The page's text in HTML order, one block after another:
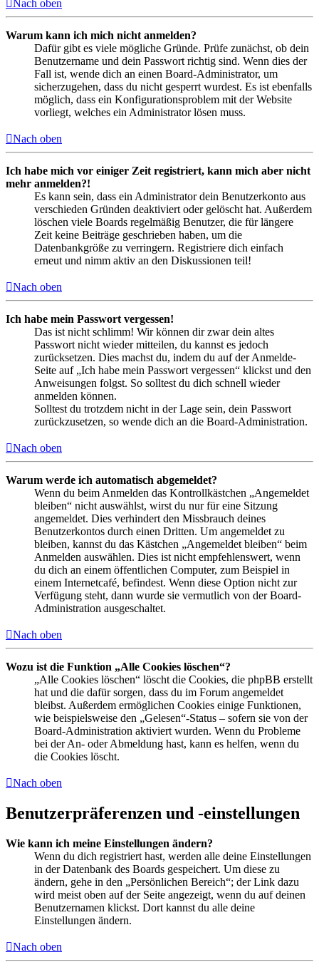
Nach oben
Warum kann ich mich nicht anmelden?
Dafür gibt es viele mögliche Gründe. Prüfe zunächst, ob dein
Benutzername und dein Passwort richtig sind. Wenn dies der
Fall ist, wende dich an einen Board-Administrator, um
sicherzugehen, dass du nicht gesperrt wurdest. Es ist ebenfalls
möglich, dass ein Konfigurationsproblem mit der Website
vorliegt, welches ein Administrator lösen muss.
Nach oben
Ich habe mich vor einiger Zeit registriert, kann mich aber nicht
mehr anmelden?!
Es kann sein, dass ein Administrator dein Benutzerkonto aus
verschieden Gründen deaktiviert oder gelöscht hat. Außerdem
löschen viele Boards regelmäßig Benutzer, die für längere
Zeit keine Beiträge geschrieben haben, um die
Datenbankgröße zu verringern. Registriere dich einfach
erneut und nimm aktiv an den Diskussionen teil!
Nach oben
Ich habe mein Passwort vergessen!
Das ist nicht schlimm! Wir können dir zwar dein altes
Passwort nicht wieder mitteilen, du kannst es jedoch
zurücksetzen. Dies machst du, indem du auf der Anmelde-
Seite auf „Ich habe mein Passwort vergessen“ klickst und den
Anweisungen folgst. So solltest du dich schnell wieder
anmelden können.
Solltest du trotzdem nicht in der Lage sein, dein Passwort
zurückzusetzen, so wende dich an die Board-Administration.
Nach oben
Warum werde ich automatisch abgemeldet?
Wenn du beim Anmelden das Kontrollkästchen „Angemeldet
bleiben“ nicht auswählst, wirst du nur für eine Sitzung
angemeldet. Dies verhindert den Missbrauch deines
Benutzerkontos durch einen Dritten. Um angemeldet zu
bleiben, kannst du das Kästchen „Angemeldet bleiben“ beim
Anmelden auswählen. Dies ist nicht empfehlenswert, wenn
du dich an einem öffentlichen Computer, zum Beispiel in
einem Internetcafé, befindest. Wenn diese Option nicht zur
Verfügung steht, dann wurde sie vermutlich von der Board-
Administration ausgeschaltet.
Nach oben
Wozu ist die Funktion „Alle Cookies löschen“?
„Alle Cookies löschen“ löscht die Cookies, die phpBB erstellt
hat und die dafür sorgen, dass du im Forum angemeldet
bleibst. Außerdem ermöglichen Cookies einige Funktionen,
wie beispielsweise den „Gelesen“-Status – sofern sie von der
Board-Administration aktiviert wurden. Wenn du Probleme
bei der An- oder Abmeldung hast, kann es helfen, wenn du
die Cookies löscht.
Nach oben
Benutzerpräferenzen und -einstellungen
Wie kann ich meine Einstellungen ändern?
Wenn du dich registriert hast, werden alle deine Einstellungen
in der Datenbank des Boards gespeichert. Um diese zu
ändern, gehe in den „Persönlichen Bereich“; der Link dazu
wird meist oben auf der Seite angezeigt, wenn du auf deinen
Benutzernamen klickst. Dort kannst du alle deine
Einstellungen ändern.
Nach oben